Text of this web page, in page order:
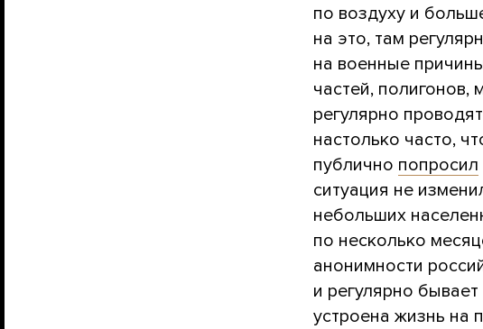
по воздуху и
на это, там
на военные
частей,
регулярно
настолько часто,
публично попросил
ситуация не
небольших
по несколько
анонимности
и регулярно
устроена жизнь на